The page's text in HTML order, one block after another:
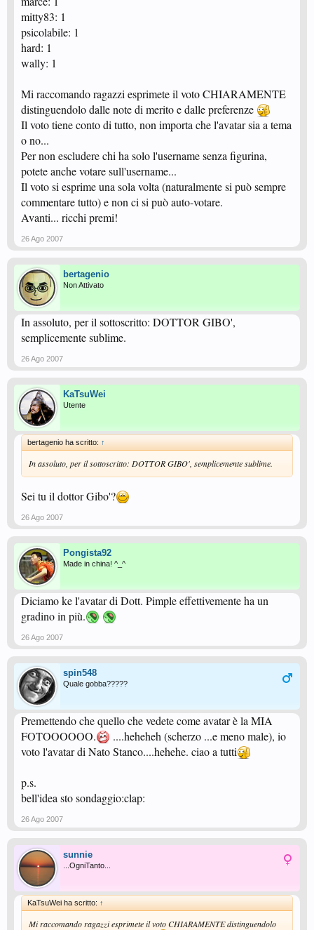
mitty83: 1
psicolabile: 1
hard: 1
wally: 1
Mi raccomando ragazzi esprimete il voto CHIARAMENTE
distinguendolo dalle note di merito e dalle preferenze
Il voto tiene conto di tutto, non importa che l'avatar sia a tema
o no...
Per non escludere chi ha solo l'username senza figurina,
potete anche votare sull'username...
Il voto si esprime una sola volta (naturalmente si può sempre
commentare tutto) e non ci si può auto-votare.
Avanti... ricchi premi!
26 Ago 2007
bertagenio
Non Attivato
In assoluto, per il sottoscritto: DOTTOR GIBO',
semplicemente sublime.
26 Ago 2007
KaTsuWei
Utente
bertagenio ha scritto: ↑
In assoluto, per il sottoscritto: DOTTOR GIBO', semplicemente sublime.
Sei tu il dottor Gibo'?
26 Ago 2007
Pongista92
Made in china! ^_^
Diciamo ke l'avatar di Dott. Pimple effettivemente ha un
gradino in più.
26 Ago 2007
spin548
Quale gobba?????
Premettendo che quello che vedete come avatar è la MIA
FOTOOOOOO.
....heheheh (scherzo ...e meno male), io
voto l'avatar di Nato Stanco....hehehe. ciao a tutti
p.s.
bell'idea sto sondaggio:clap:
26 Ago 2007
sunnie
...OgniTanto...
KaTsuWei ha scritto: ↑
Mi raccomando ragazzi esprimete il voto CHIARAMENTE distinguendolo